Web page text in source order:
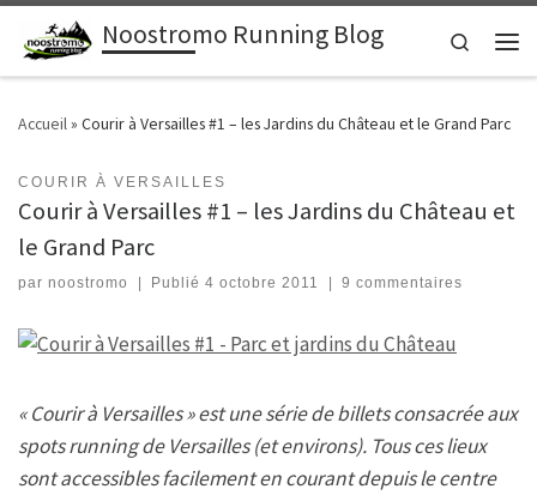
Passer au contenuNoostromo Running Blog
Search
Accueil» Courir à Versailles #1 – les Jardins du Château et le Grand Parc
COURIR À VERSAILLES
Courir à Versailles #1 – les Jardins du Château et
le Grand Parc
par noostromo Publié4 octobre 2011 9 commentaires
« Courir à Versailles » est une série de billets consacrée aux
spots running de Versailles (et environs). Tous ces lieux
sont accessibles facilement en courant depuis le centre